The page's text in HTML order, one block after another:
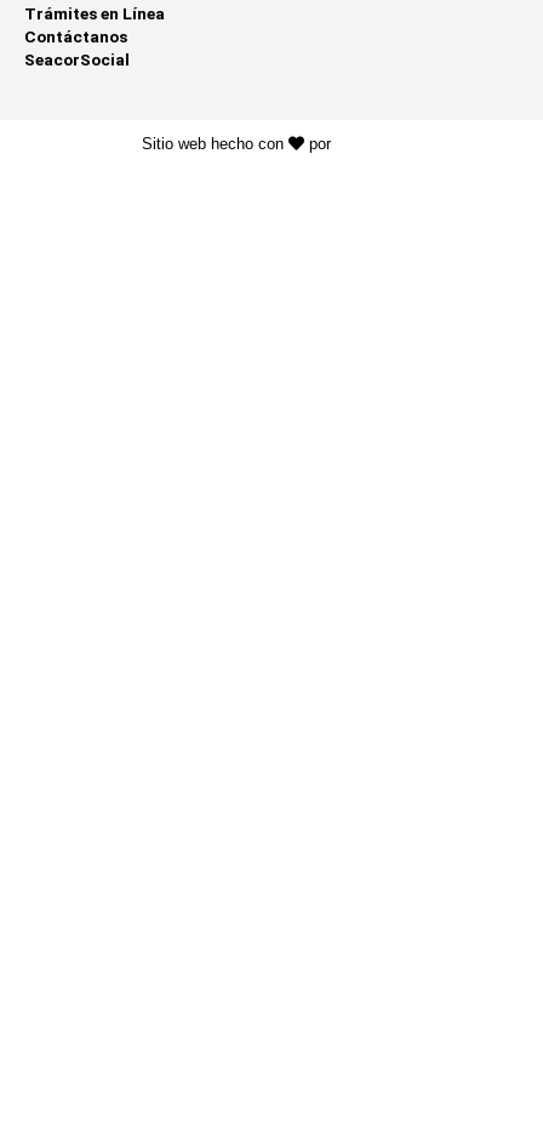
Trámites en Línea
Contáctanos
SeacorSocial
Sitio web hecho con por